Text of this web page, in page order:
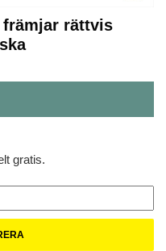
rättvis
gratis.